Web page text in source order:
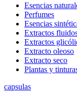
Esencias
Perfumes
Esencias
Extractos
Extractos
Extracto oleoso
Extracto seco
Plantas y
capsulas